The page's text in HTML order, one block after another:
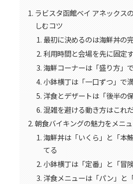
ラビスタ函館ベイ アネックス
しむコツ
最初に決めるのは海鮮丼の
利用時間と会場を先に固定
海鮮コーナーは「盛り方」
小鉢横丁は「一口ずつ」で
洋食とデザートは「後半の
混雑を避ける動き方はこれ
朝食バイキングの魅力をメニ
海鮮丼は「いくら」と「本
てる
小鉢横丁は「定番」と「冒
洋食メニューは「パン」と